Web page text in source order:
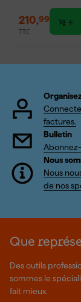
- AP2030L -
360 x 1170
mm - 136kg
210,99
TTC
factures.
Bulletin
Nous
Nous
de nos
Que
Des outils
sommes le
fait mieux.